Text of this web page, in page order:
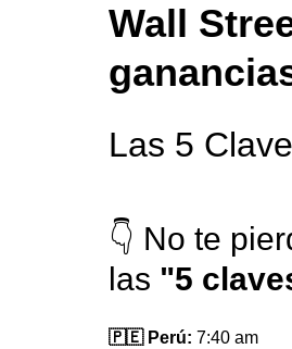
Wall
Las 5
👇 No te
las "5
🇵🇪 Perú: 7:40 am